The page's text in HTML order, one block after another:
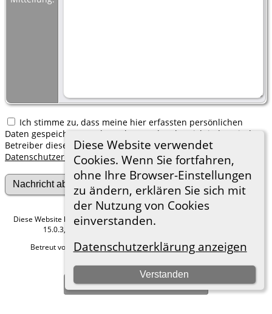
Diese Website verwendet
Cookies. Wenn Sie fortfahren,
ohne Ihre Browser-Einstellungen
zu ändern, erklären Sie sich mit
der Nutzung von Cookies
einverstanden.
Datenschutzerklärung anzeigen
Verstanden
Ich stimme zu, dass meine hier erfassten persönlichen
Daten gespeichert werden. Ich verstehe, dass ich jederzeit den
Betreiber dieser Website bitten kann, diese Daten zu löschen.
Datenschutzerklärung
Diese Website läuft mitThe Next Generation of Genealogy Sitebuilding
15.0.3, programmiert von Darrin Lythgoe © 2001-2026.
Betreut von
Roland zu Dortmund e.V.. |Datenschutzerklärung.
Hier geht es zum Impressum
Zur Desktop-Webseite wechseln